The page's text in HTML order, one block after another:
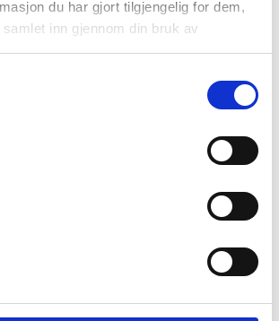
du har gjort tilgjengelig for dem,
inn gjennom din bruk av
LOUNGESTOL DIVA